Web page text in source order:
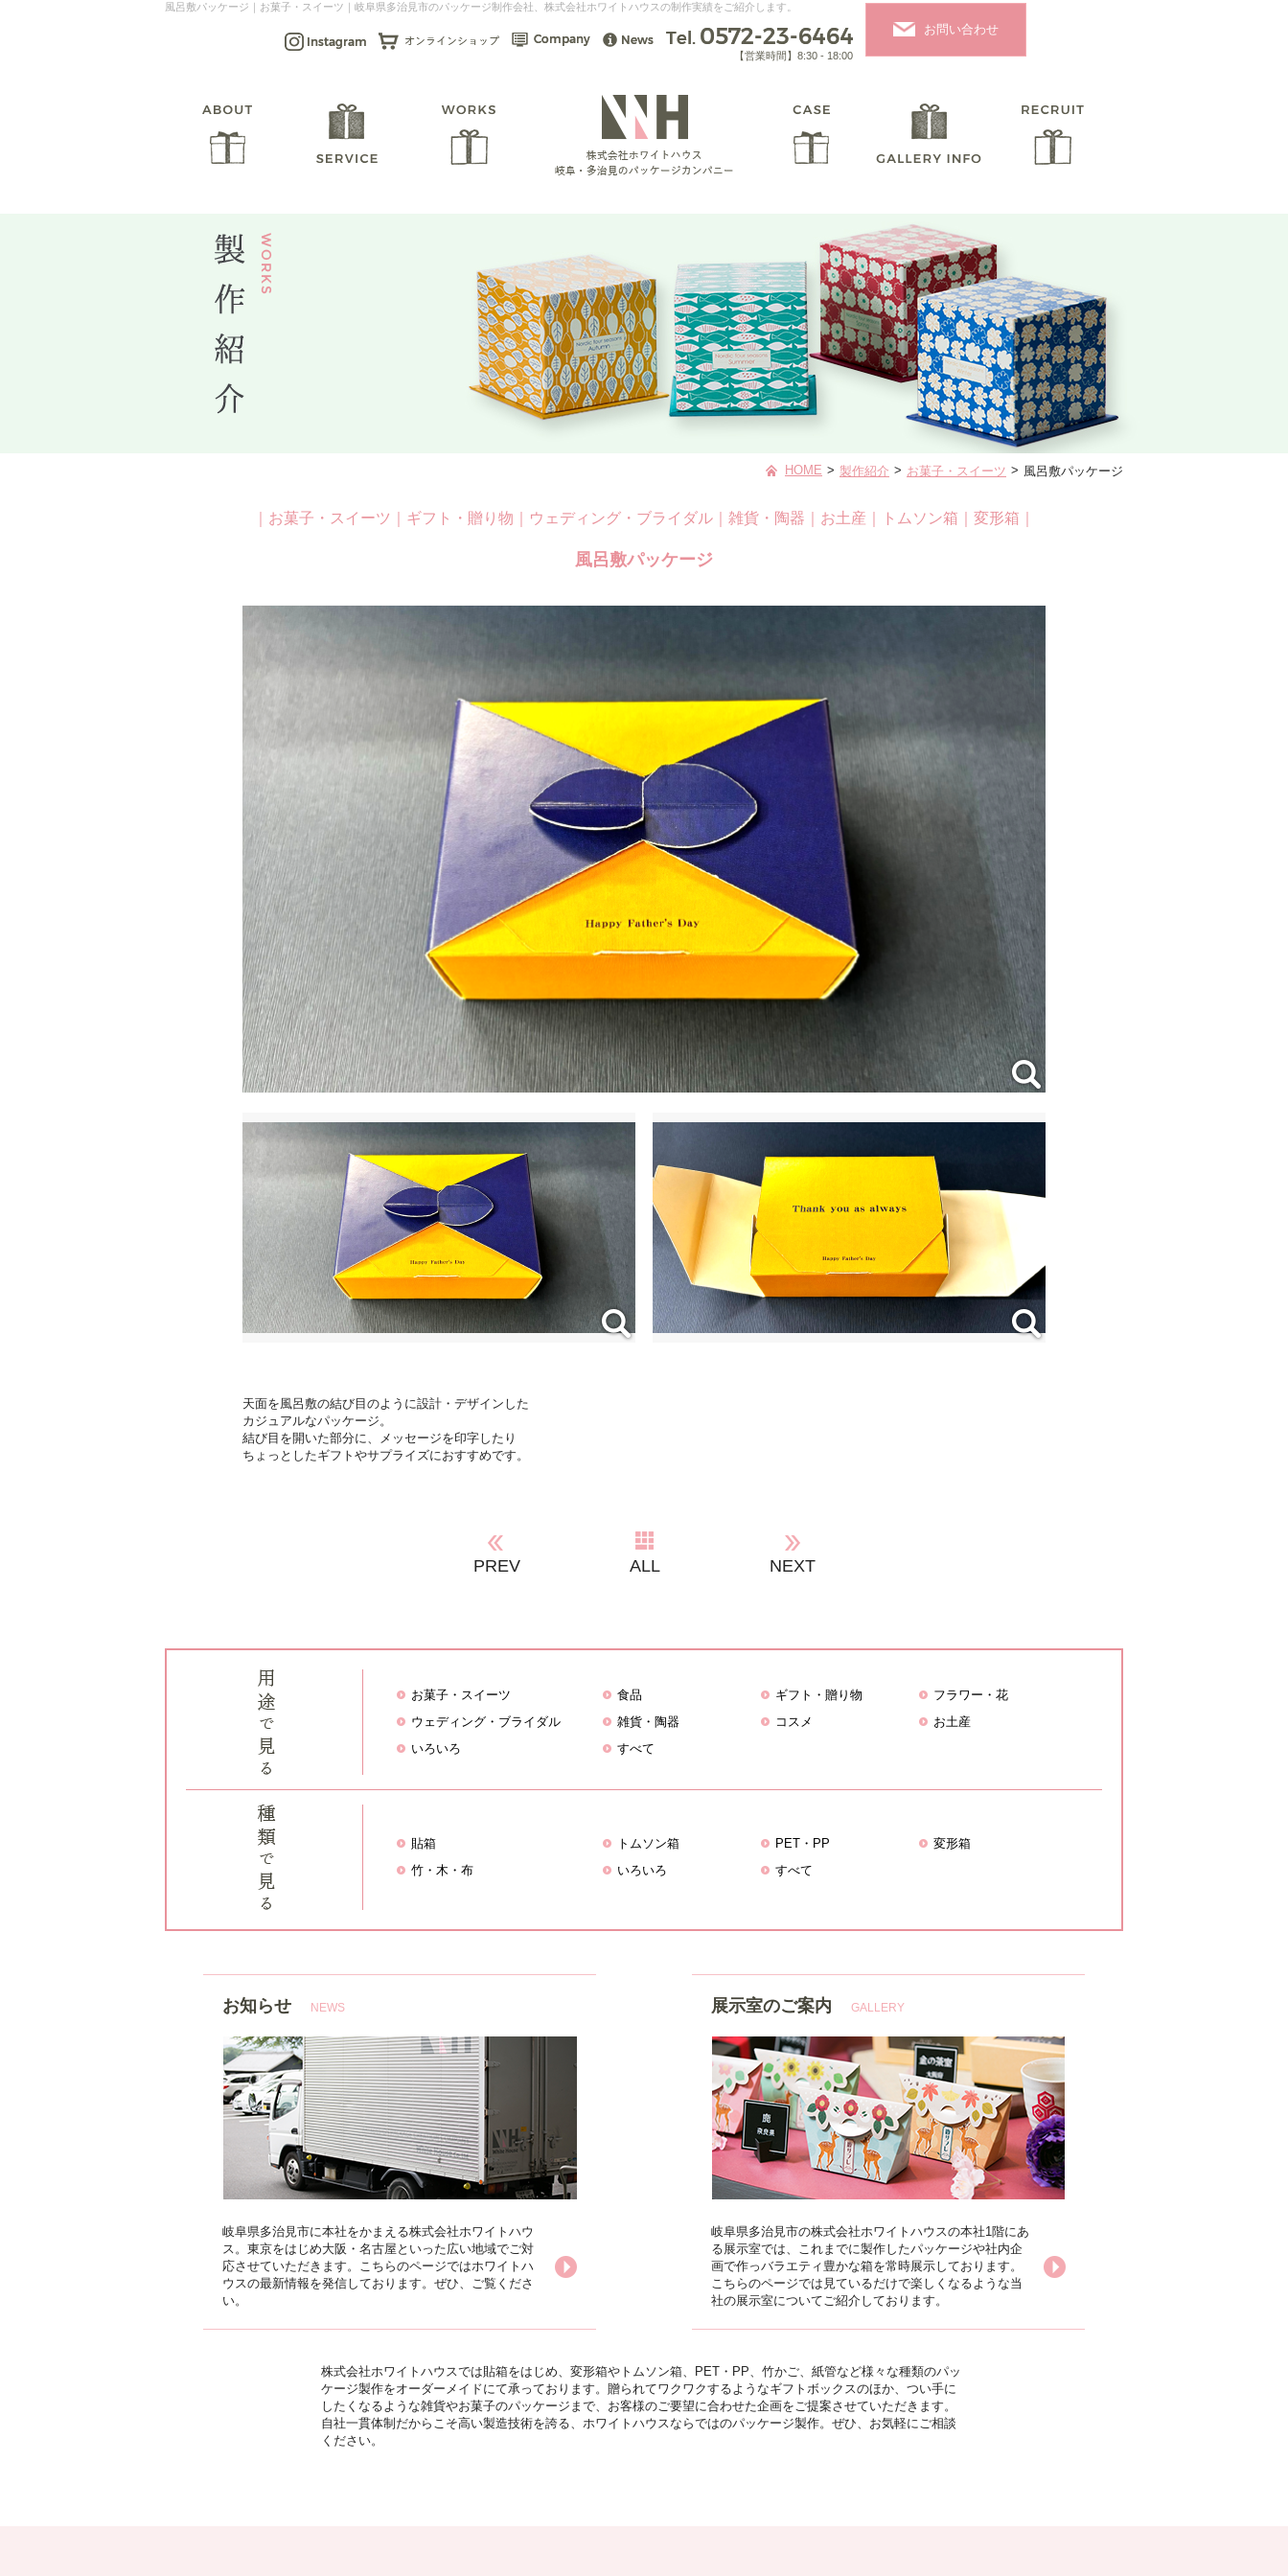
風呂敷パッケージ｜お菓子・スイーツ｜岐阜県多治見市のパッケージ制作会社、株式会社ホワイトハウスの制作実績をご紹介します。
【営業時間】8:30 - 18:00
お問い合わせ
HOME > 製作紹介 > お菓子・スイーツ > 風呂敷パッケージ
お菓子・スイーツ ギフト・贈り物 ウェディング・ブライダル 雑貨・陶器 お土産 トムソン箱 変形箱
風呂敷パッケージ
天面を風呂敷の結び目のように設計・デザインした
カジュアルなパッケージ。
結び目を開いた部分に、メッセージを印字したり
ちょっとしたギフトやサプライズにおすすめです。
PREV ALL NEXT
お菓子・スイーツ
ウェディング・ブライダル
いろいろ
食品
雑貨・陶器
すべて
ギフト・贈り物
コスメ
フラワー・花
お土産
貼箱
竹・木・布
トムソン箱
いろいろ
PET・PP
すべて
変形箱
お知らせ NEWS
岐阜県多治見市に本社をかまえる株式会社ホワイトハウ
ス。東京をはじめ大阪・名古屋といった広い地域でご対
応させていただきます。こちらのページではホワイトハ
ウスの最新情報を発信しております。ぜひ、ご覧くださ
い。
展示室のご案内 GALLERY
岐阜県多治見市の株式会社ホワイトハウスの本社1階にあ
る展示室では、これまでに製作したパッケージや社内企
画で作っバラエティ豊かな箱を常時展示しております。
こちらのページでは見ているだけで楽しくなるような当
社の展示室についてご紹介しております。
株式会社ホワイトハウスでは貼箱をはじめ、変形箱やトムソン箱、PET・PP、竹かご、紙管など様々な種類のパッ
ケージ製作をオーダーメイドにて承っております。贈られてワクワクするようなギフトボックスのほか、つい手に
したくなるような雑貨やお菓子のパッケージまで、お客様のご要望に合わせた企画をご提案させていただきます。
自社一貫体制だからこそ高い製造技術を誇る、ホワイトハウスならではのパッケージ製作。ぜひ、お気軽にご相談
ください。